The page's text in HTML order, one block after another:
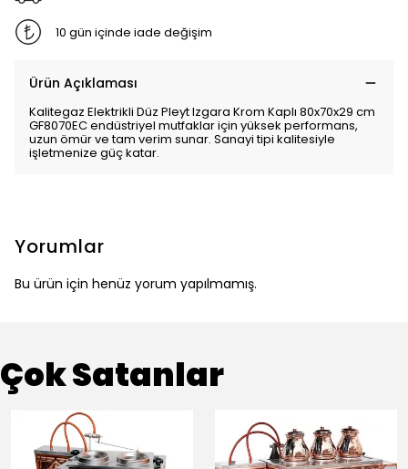
10 gün içinde iade değişim
Ürün Açıklaması
Kalitegaz Elektrikli Düz Pleyt Izgara Krom Kaplı 80x70x29 cm
GF8070EC endüstriyel mutfaklar için yüksek performans,
uzun ömür ve tam verim sunar. Sanayi tipi kalitesiyle
işletmenize güç katar.
Yorumlar
Bu ürün için henüz yorum yapılmamış.
Çok Satanlar